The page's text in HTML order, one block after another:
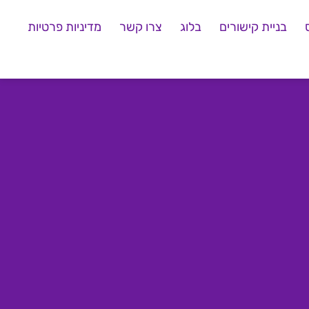
בניית קישורים בלוג צרו קשר מדיניות פרטיות